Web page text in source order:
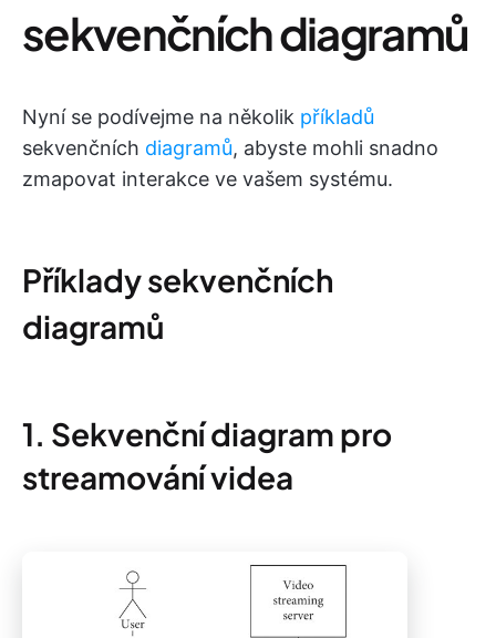
sekvenčních diagramů
Nyní se podívejme na několik příkladů
sekvenčních diagramů, abyste mohli snadno
zmapovat interakce ve vašem systému.
Příklady sekvenčních
diagramů
1. Sekvenční diagram pro
streamování videa